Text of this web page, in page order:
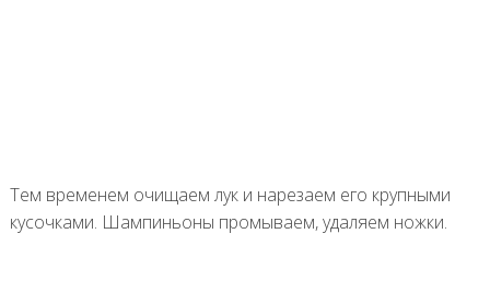
Тем временем очищаем лук и нарезаем его крупными
кусочками. Шампиньоны промываем, удаляем ножки.